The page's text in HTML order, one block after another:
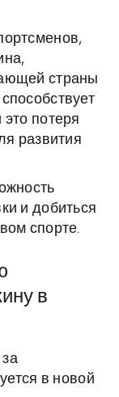
страны
потеря
развития
и добиться
спорте.
в
в новой